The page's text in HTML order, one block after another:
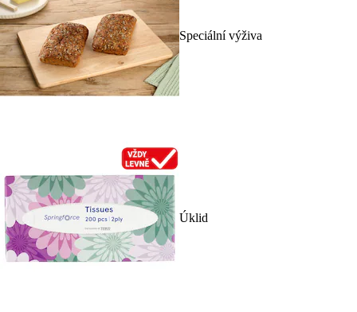
Speciální výživa
Úklid